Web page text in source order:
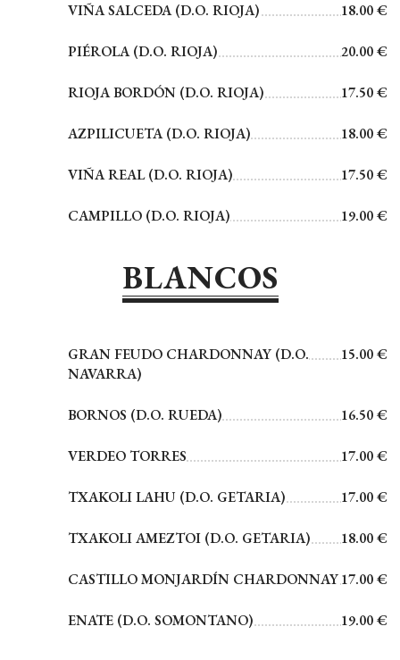
VIÑA SALCEDA (D.O. RIOJA) 18.00 €
PIÉROLA (D.O. RIOJA) 20.00 €
RIOJA BORDÓN (D.O. RIOJA) 17.50 €
AZPILICUETA (D.O. RIOJA) 18.00 €
VIÑA REAL (D.O. RIOJA) 17.50 €
CAMPILLO (D.O. RIOJA) 19.00 €
BLANCOS
GRAN FEUDO CHARDONNAY (D.O.
NAVARRA)
15.00 €
BORNOS (D.O. RUEDA) 16.50 €
VERDEO TORRES 17.00 €
TXAKOLI LAHU (D.O. GETARIA) 17.00 €
TXAKOLI AMEZTOI (D.O. GETARIA) 18.00 €
CASTILLO MONJARDÍN CHARDONNAY17.00 €
ENATE (D.O. SOMONTANO) 19.00 €